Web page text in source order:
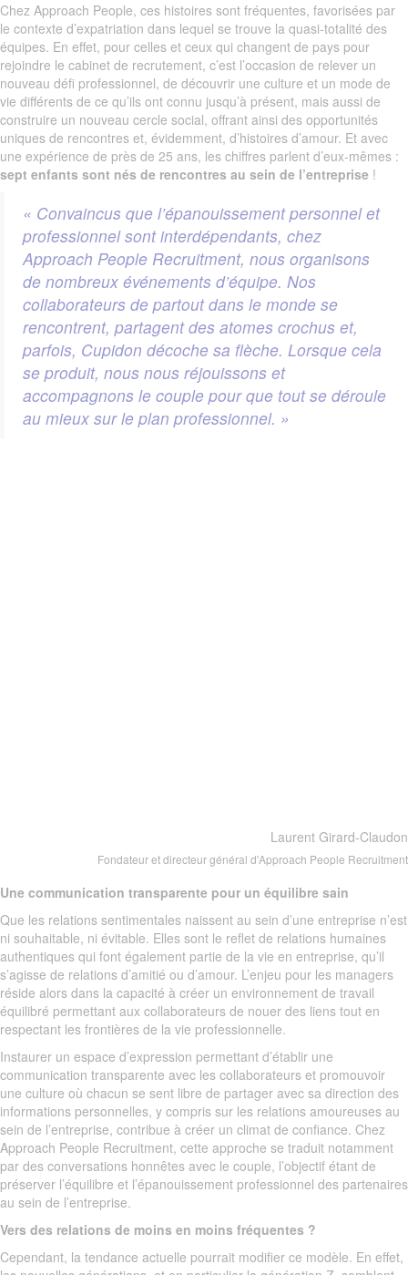
Chez Approach People, ces histoires sont fréquentes, favorisées par
le contexte d’expatriation dans lequel se trouve la quasi-totalité des
équipes. En effet, pour celles et ceux qui changent de pays pour
rejoindre le cabinet de recrutement, c’est l’occasion de relever un
nouveau défi professionnel, de découvrir une culture et un mode de
vie différents de ce qu’ils ont connu jusqu’à présent, mais aussi de
construire un nouveau cercle social, offrant ainsi des opportunités
uniques de rencontres et, évidemment, d’histoires d’amour. Et avec
une expérience de près de 25 ans, les chiffres parlent d’eux-mêmes :
sept enfants sont nés de rencontres au sein de l’entreprise !
« Convaincus que l’épanouissement personnel et
professionnel sont interdépendants, chez
Approach People Recruitment, nous organisons
de nombreux événements d’équipe. Nos
collaborateurs de partout dans le monde se
rencontrent, partagent des atomes crochus et,
parfois, Cupidon décoche sa flèche. Lorsque cela
se produit, nous nous réjouissons et
accompagnons le couple pour que tout se déroule
au mieux sur le plan professionnel. »
Laurent Girard-Claudon
Fondateur et directeur général d'Approach People Recruitment
Une communication transparente pour un équilibre sain
Que les relations sentimentales naissent au sein d’une entreprise n’est
ni souhaitable, ni évitable. Elles sont le reflet de relations humaines
authentiques qui font également partie de la vie en entreprise, qu’il
s’agisse de relations d’amitié ou d’amour. L’enjeu pour les managers
réside alors dans la capacité à créer un environnement de travail
équilibré permettant aux collaborateurs de nouer des liens tout en
respectant les frontières de la vie professionnelle.
Instaurer un espace d’expression permettant d’établir une
communication transparente avec les collaborateurs et promouvoir
une culture où chacun se sent libre de partager avec sa direction des
informations personnelles, y compris sur les relations amoureuses au
sein de l’entreprise, contribue à créer un climat de confiance. Chez
Approach People Recruitment, cette approche se traduit notamment
par des conversations honnêtes avec le couple, l’objectif étant de
préserver l’équilibre et l’épanouissement professionnel des partenaires
au sein de l’entreprise.
Vers des relations de moins en moins fréquentes ?
Cependant, la tendance actuelle pourrait modifier ce modèle. En effet,